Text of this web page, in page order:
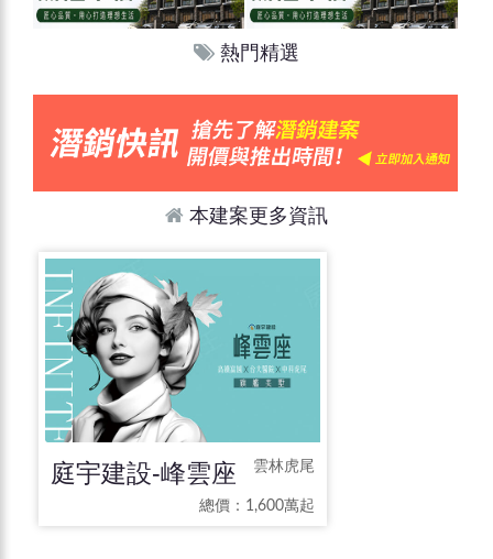
熱門精選
本建案更多資訊
庭宇建設-峰雲座 雲林虎尾
總價：1,600萬起